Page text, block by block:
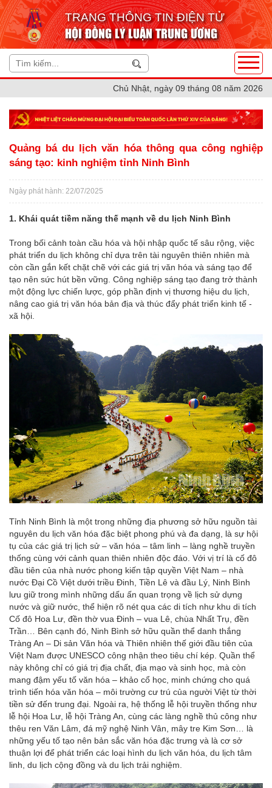
TRANG THÔNG TIN ĐIỆN TỬ
HỘI ĐỒNG LÝ LUẬN TRUNG ƯƠNG
Chủ Nhật, ngày 09 tháng 08 năm 2026
Quảng bá du lịch văn hóa thông qua công nghiệp
sáng tạo: kinh nghiệm tỉnh Ninh Bình
Ngày phát hành: 22/07/2025
1. Khái quát tiềm năng thế mạnh về du lịch Ninh Bình
Trong bối cảnh toàn cầu hóa và hội nhập quốc tế sâu rộng, việc
phát triển du lịch không chỉ dựa trên tài nguyên thiên nhiên mà
còn cần gắn kết chặt chẽ với các giá trị văn hóa và sáng tạo để
tạo nên sức hút bền vững. Công nghiệp sáng tạo đang trở thành
một động lực chiến lược, góp phần định vị thương hiệu du lịch,
nâng cao giá trị văn hóa bản địa và thúc đẩy phát triển kinh tế -
xã hội.
Tỉnh Ninh Bình là một trong những địa phương sở hữu nguồn tài
nguyên du lịch văn hóa đặc biệt phong phú và đa dạng, là sự hội
tụ của các giá trị lịch sử – văn hóa – tâm linh – làng nghề truyền
thống cùng với cảnh quan thiên nhiên độc đáo. Với vị trí là cố đô
đầu tiên của nhà nước phong kiến tập quyền Việt Nam – nhà
nước Đại Cồ Việt dưới triều Đinh, Tiền Lê và đầu Lý, Ninh Bình
lưu giữ trong mình những dấu ấn quan trọng về lịch sử dựng
nước và giữ nước, thể hiện rõ nét qua các di tích như khu di tích
Cố đô Hoa Lư, đền thờ vua Đinh – vua Lê, chùa Nhất Trụ, đền
Trần… Bên cạnh đó, Ninh Bình sở hữu quần thể danh thắng
Tràng An – Di sản Văn hóa và Thiên nhiên thế giới đầu tiên của
Việt Nam được UNESCO công nhận theo tiêu chí kép. Quần thể
này không chỉ có giá trị địa chất, địa mạo và sinh học, mà còn
mang đậm yếu tố văn hóa – khảo cổ học, minh chứng cho quá
trình tiến hóa văn hóa – môi trường cư trú của người Việt từ thời
tiền sử đến trung đại. Ngoài ra, hệ thống lễ hội truyền thống như
lễ hội Hoa Lư, lễ hội Tràng An, cùng các làng nghề thủ công như
thêu ren Văn Lâm, đá mỹ nghệ Ninh Vân, mây tre Kim Sơn… là
những yếu tố tạo nên bản sắc văn hóa đặc trưng và là cơ sở
thuận lợi để phát triển các loại hình du lịch văn hóa, du lịch tâm
linh, du lịch cộng đồng và du lịch trải nghiệm.